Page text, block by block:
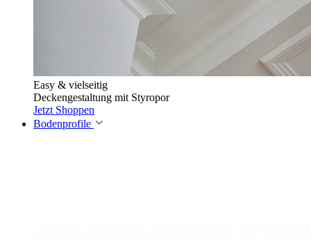
Easy & vielseitig
Deckengestaltung mit Styropor
Jetzt Shoppen
Bodenprofile